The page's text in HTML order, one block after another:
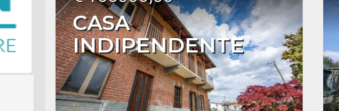
CASA
INDIPENDENTE